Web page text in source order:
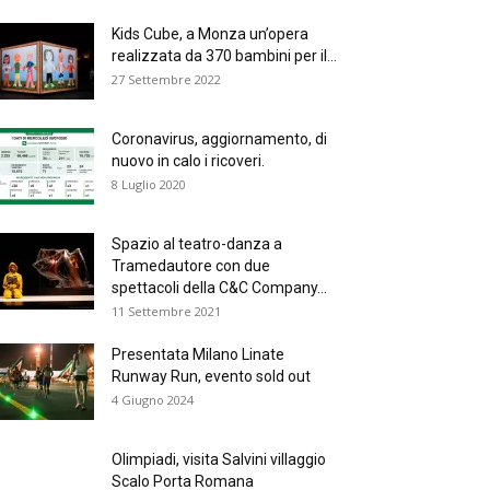
Kids Cube, a Monza un’opera
realizzata da 370 bambini per il...
27 Settembre 2022
Coronavirus, aggiornamento, di
nuovo in calo i ricoveri.
8 Luglio 2020
Spazio al teatro-danza a
Tramedautore con due
spettacoli della C&C Company...
11 Settembre 2021
Presentata Milano Linate
Runway Run, evento sold out
4 Giugno 2024
Olimpiadi, visita Salvini villaggio
Scalo Porta Romana